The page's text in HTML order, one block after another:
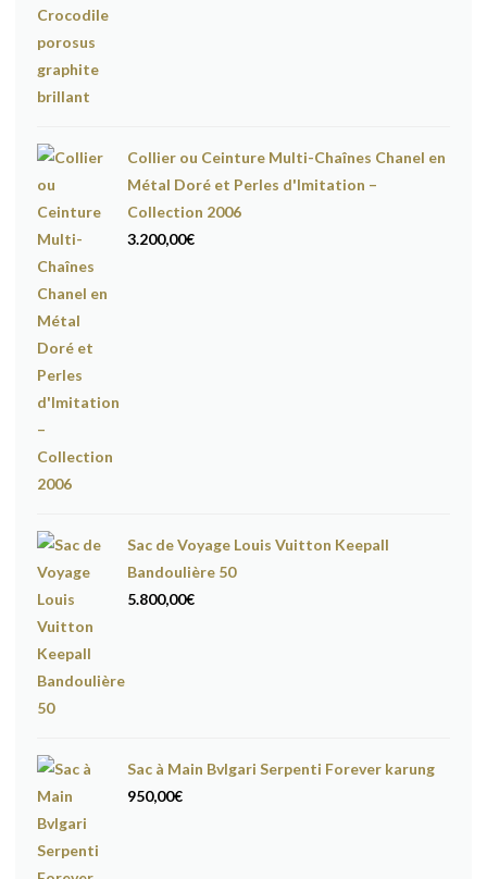
Collier ou Ceinture Multi-Chaînes Chanel en
Métal Doré et Perles d'Imitation –
Collection 2006
3.200,00€
Sac de Voyage Louis Vuitton Keepall
Bandoulière 50
5.800,00€
Sac à Main Bvlgari Serpenti Forever karung
950,00€